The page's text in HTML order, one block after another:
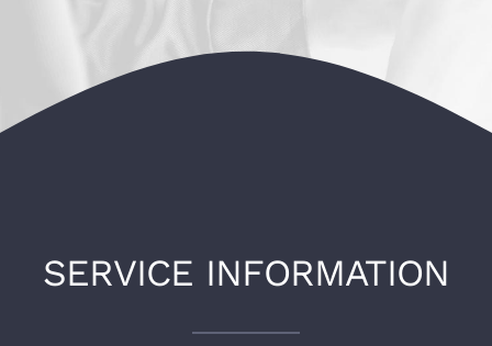
SERVICE INFORMATION